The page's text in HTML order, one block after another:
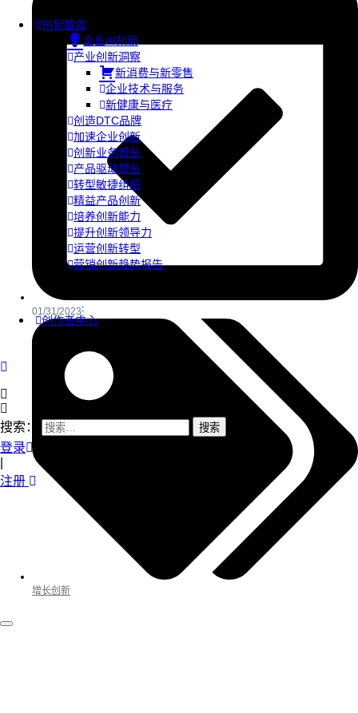
创新智库
企业AI创新
产业创新洞察
新消费与新零售
企业技术与服务
新健康与医疗
创造DTC品牌
加速企业创新
创新业务增长
产品驱动增长
转型敏捷组织
精益产品创新
培养创新能力
提升创新领导力
运营创新转型
营销创新趋势报告
创作者中心
搜索：
登录
注册
01/31/2023
增长创新